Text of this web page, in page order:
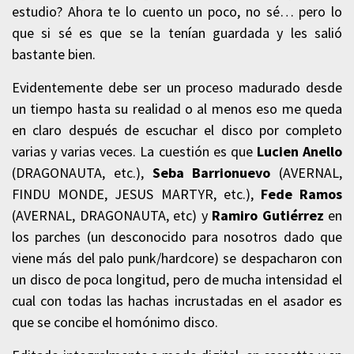
estudio? Ahora te lo cuento un poco, no sé… pero lo
que si sé es que se la tenían guardada y les salió
bastante bien.
Evidentemente debe ser un proceso madurado desde
un tiempo hasta su realidad o al menos eso me queda
en claro después de escuchar el disco por completo
varias y varias veces. La cuestión es que Lucien Anello
(DRAGONAUTA, etc.), Seba Barrionuevo (AVERNAL,
FINDU MONDE, JESUS MARTYR, etc.), Fede Ramos
(AVERNAL, DRAGONAUTA, etc) y Ramiro Gutiérrez en
los parches (un desconocido para nosotros dado que
viene más del palo punk/hardcore) se despacharon con
un disco de poca longitud, pero de mucha intensidad el
cual con todas las hachas incrustadas en el asador es
que se concibe el homónimo disco.